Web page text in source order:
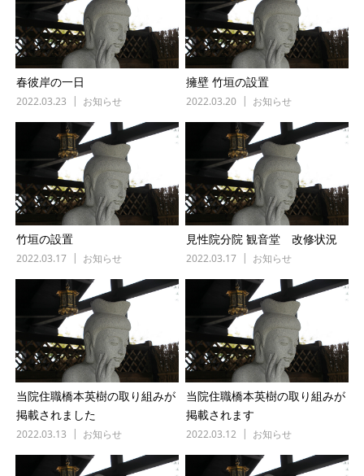
春彼岸の一日
2022.03.23 お知らせ
擁壁 竹垣の設置
2022.03.20 お知らせ
竹垣の設置
2022.03.17 お知らせ
見性院分院 観音堂 改修状況
2022.03.17 お知らせ
当院住職橋本英樹の取り組みが
掲載されました
2022.03.13 お知らせ
当院住職橋本英樹の取り組みが
掲載されます
2022.03.12 お知らせ